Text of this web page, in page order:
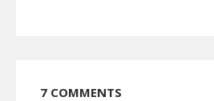
7 COMMENTS